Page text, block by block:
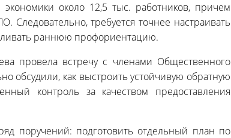
экономики около 12,5 тыс. работников, причем
Следовательно, требуется точнее настраивать
раннюю профориентацию.
провела встречу с членами Общественного
обсудили, как выстроить устойчивую обратную
контроль за качеством предоставления
поручений: подготовить отдельный план по